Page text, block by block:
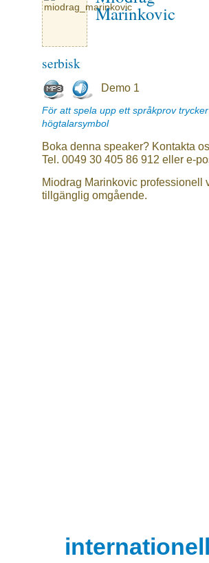
Marinkovic
serbisk
Demo 1
För att spela upp ett språkprov
högtalarsymbol
Boka denna speaker? Kontakta
Tel. 0049 30 405 86 912 eller e-
Miodrag Marinkovic professionell
tillgänglig omgående.